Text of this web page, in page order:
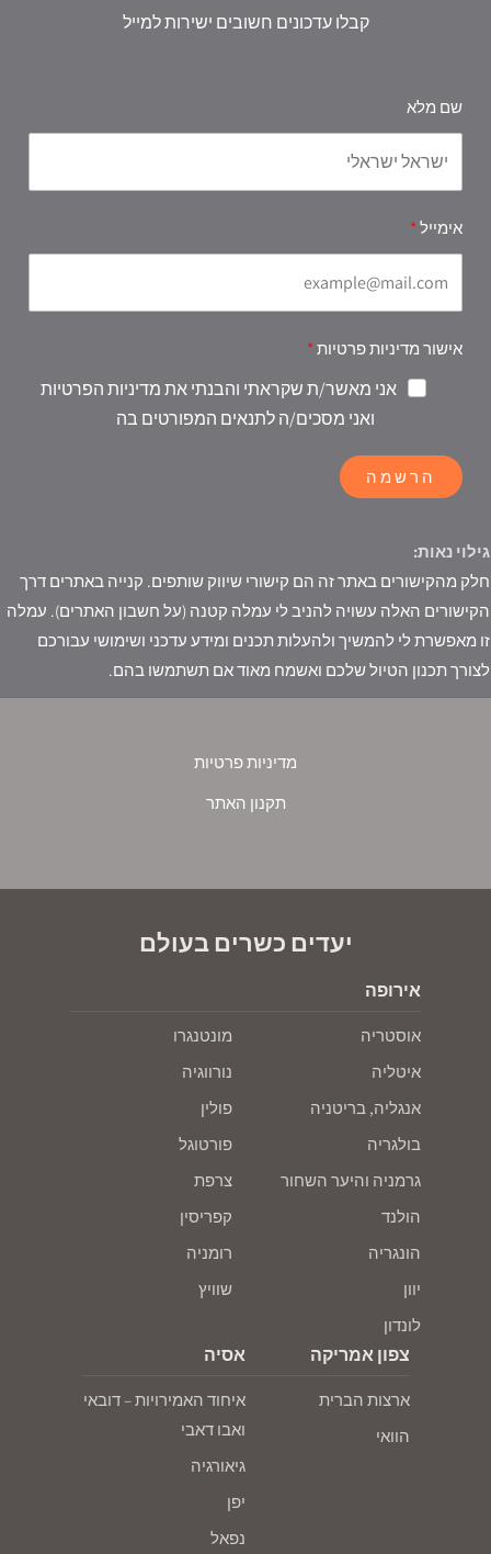
קבלו עדכונים חשובים ישירות למייל
שם מלא
אימייל
אישור מדיניות פרטיות
אני מאשר/ת שקראתי והבנתי את מדיניות הפרטיות
ואני מסכים/ה לתנאים המפורטים בה
הרשמה
גילוי נאות:
חלק מהקישורים באתר זה הם קישורי שיווק שותפים. קנייה באתרים דרך
הקישורים האלה עשויה להניב לי עמלה קטנה (על חשבון האתרים). עמלה
זו מאפשרת לי להמשיך ולהעלות תכנים ומידע עדכני ושימושי עבורכם
לצורך תכנון הטיול שלכם ואשמח מאוד אם תשתמשו בהם.
מדיניות פרטיות
תקנון האתר
יעדים כשרים בעולם
אירופה
אוסטריה
איטליה
אנגליה, בריטניה
בולגריה
גרמניה והיער השחור
הולנד
הונגריה
יוון
לונדון
מונטנגרו
נורווגיה
פולין
פורטוגל
צרפת
קפריסין
רומניה
שוויץ
צפון אמריקה
ארצות הברית
הוואי
אסיה
איחוד האמירויות – דובאי
ואבו דאבי
גיאורגיה
יפן
נפאל